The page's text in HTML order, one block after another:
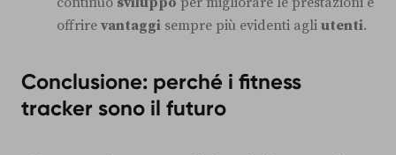
offrire vantaggi sempre più evidenti agli utenti.
Conclusione: perché i fitness
tracker sono il futuro